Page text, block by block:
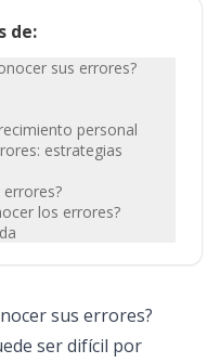
de:
sus errores?
personal
estrategias
los errores?
sus errores?
ser difícil por